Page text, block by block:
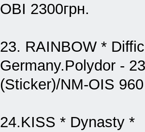
OBI 2300грн.
23. RAINBOW *
Germany.Polydor -
(Sticker)/NM-OIS
24.KISS * Dynasty *